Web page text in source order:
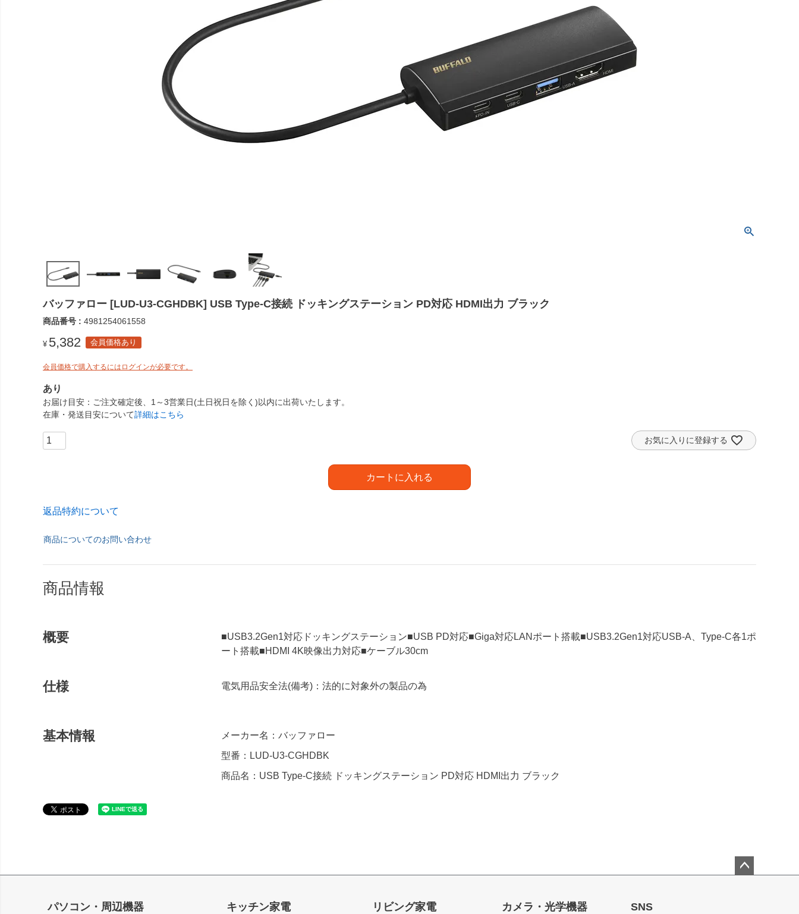
バッファロー [LUD-U3-CGHDBK] USB Type-C接続 ドッキングステーション PD対応 HDMI出力 ブラック
商品番号 4981254061558
¥ 5,382 会員価格あり
会員価格で購入するにはログインが必要です。
あり
お届け目安
ご注文確定後、1～3営業日(土日祝日を除く)以内に出荷いたします。
在庫・発送目安について詳細はこちら
お気に入りに登録する
カートに入れる
返品特約について
商品についてのお問い合わせ
商品情報
概要
■USB3.2Gen1対応ドッキングステーション■USB PD対応■Giga対応LANポート搭載■USB3.2Gen1対応USB-A、Type-C各1ポ
ート搭載■HDMI 4K映像出力対応■ケーブル30cm
仕様 電気用品安全法(備考)：法的に対象外の製品の為
基本情報
メーカー名：バッファロー
型番：LUD-U3-CGHDBK
商品名：USB Type-C接続 ドッキングステーション PD対応 HDMI出力 ブラック
パソコン・周辺機器 キッチン家電 リビング家電 カメラ・光学機器 SNS